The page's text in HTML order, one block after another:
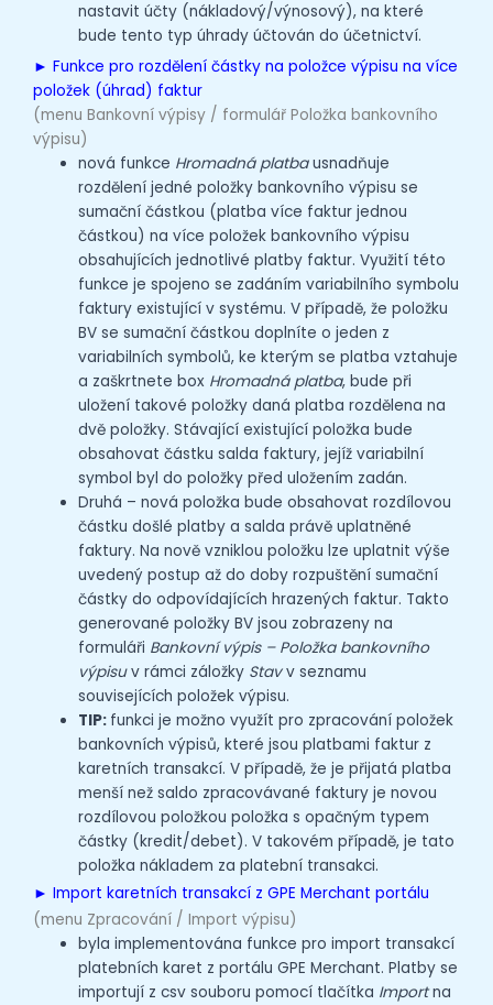
nastavit účty (nákladový/výnosový), na které
bude tento typ úhrady účtován do účetnictví.
► Funkce pro rozdělení částky na položce výpisu na více
položek (úhrad) faktur
(menu Bankovní výpisy / formulář Položka bankovního
výpisu)
nová funkce Hromadná platbausnadňuje
rozdělení jedné položky bankovního výpisu se
sumační částkou (platba více faktur jednou
částkou) na více položek bankovního výpisu
obsahujících jednotlivé platby faktur. Využití této
funkce je spojeno se zadáním variabilního symbolu
faktury existující v systému. V případě, že položku
BV se sumační částkou doplníte o jeden z
variabilních symbolů, ke kterým se platba vztahuje
a zaškrtnete box Hromadná platba, bude při
uložení takové položky daná platba rozdělena na
dvě položky. Stávající existující položka bude
obsahovat částku salda faktury, jejíž variabilní
symbol byl do položky před uložením zadán.
Druhá – nová položka bude obsahovat rozdílovou
částku došlé platby a salda právě uplatněné
faktury. Na nově vzniklou položku lze uplatnit výše
uvedený postup až do doby rozpuštění sumační
částky do odpovídajících hrazených faktur. Takto
generované položky BV jsou zobrazeny na
formuláři Bankovní výpis – Položka bankovního
výpisuv rámci záložky Stavv seznamu
souvisejících položek výpisu.
TIP: funkci je možno využít pro zpracování položek
bankovních výpisů, které jsou platbami faktur z
karetních transakcí. V případě, že je přijatá platba
menší než saldo zpracovávané faktury je novou
rozdílovou položkou položka s opačným typem
částky (kredit/debet). V takovém případě, je tato
položka nákladem za platební transakci.
► Import karetních transakcí z GPE Merchant portálu
(menu Zpracování / Import výpisu)
byla implementována funkce proimport transakcí
platebních karet z portálu GPE Merchant. Platby se
importují z csv souboru pomocí tlačítka Importna